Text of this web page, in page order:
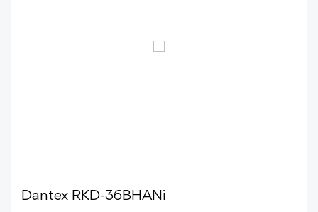
Dantex RKD-36BHANi